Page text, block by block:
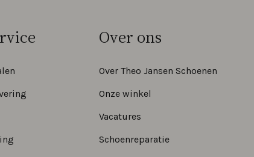
Over ons
Over Theo Jansen Schoenen
Onze winkel
Vacatures
Schoenreparatie